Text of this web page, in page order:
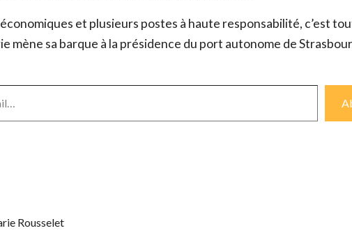
et plusieurs postes à haute responsabilité, c’est
mène sa barque à la présidence du port autonome de
Rousselet